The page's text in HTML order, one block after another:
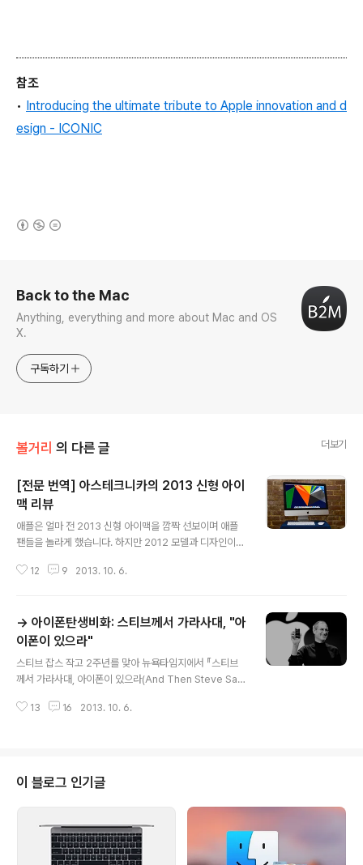
참조
• Introducing the ultimate tribute to Apple innovation and d
esign - ICONIC
Back to the Mac
Anything, everything and more about Mac and OS
X.
구독하기
볼거리 의 다른 글 더보기
[전문 번역] 아스테크니카의 2013 신형 아이
맥 리뷰
애플은 얼마 전 2013 신형 아이맥을 깜짝 선보이며 애플
팬들을 놀라게 했습니다. 하지만 2012 모델과 디자인이나
는 편인 것 같습니다. 외신들의 보도나 리뷰도 작년의 것을
프로와 아이패드에 온통 관심이 쏠려 있으니 말입니다.그
러던 중 아스테크니카에 비교적 소상한 내용의 가 올라와
전문을 번역해 보았습니다. 21.5" 모델에 대한 사용기이지
만, GPU에 관한 부분을 제외하면 전 아이맥 라인업에 공
통적으로 적용할 수 있는 내용을 많이 담고 있습니다. 도입
부 2011 아이맥이 출시된 지 1년 6개월 후인 지난해 말 애
12 9 2013. 10. 6.
→ 아이폰탄생비화: 스티브께서 가라사대, "아
이폰이 있으라"
스티브 잡스 작고 2주년를 맞아 뉴욕타임지에서 『스티브
께서 가라사대, 아이폰이 있으라(And Then Steve Sai
게재했는데, 꼼꼼하고 섬세하게 잘 번역한 글을 알비레오
맥에 탑재돼 있다)이 들어가기 바랬다. 그렇지만 아무도 오
에스텐과 같은 거대한 프로그램을 휴대폰 칩에 올려 놓을
시도를 하지 않았었다. 오에스텐을 거의 1/10로 줄여야 했
기 때문이다. 코드 수 백만 줄을 없애거나 다시 작성해야 했
으며, 칩이 2006년에나 나왔기에 엔지니어들은 칩 속도와
13 16 2013. 10. 6.
이 블로그 인기글